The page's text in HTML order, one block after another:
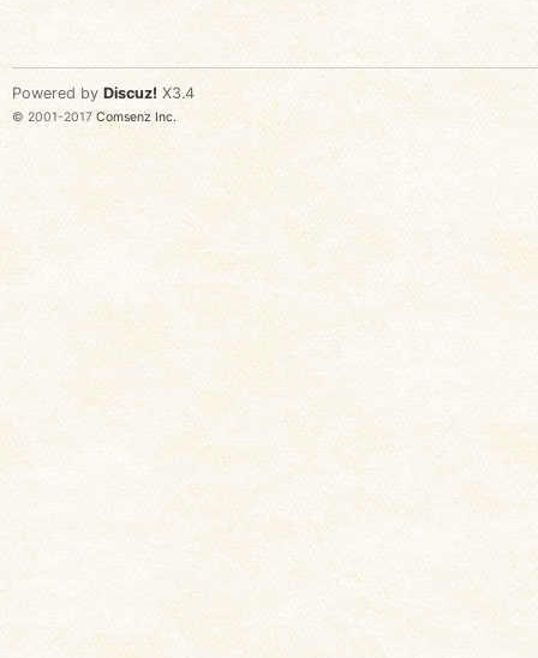
Powered by Discuz! X3.4
© 2001-2017 Comsenz Inc.